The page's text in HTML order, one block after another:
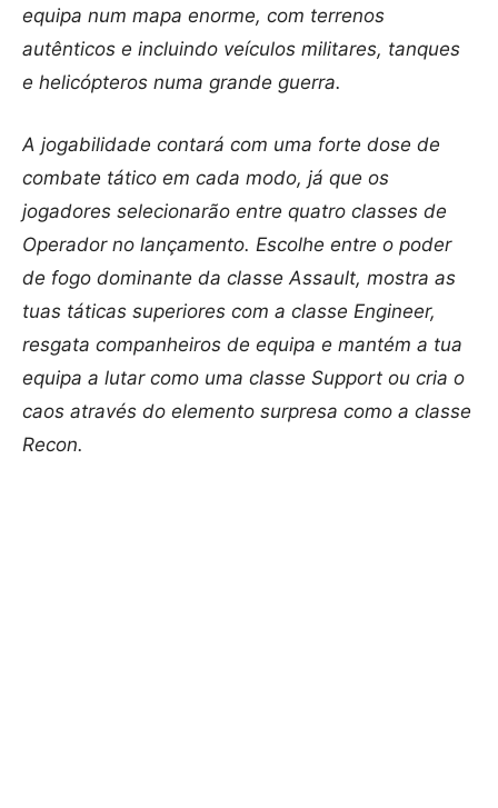
equipa num mapa enorme, com terrenos
autênticos e incluindo veículos militares, tanques
e helicópteros numa grande guerra.
A jogabilidade contará com uma forte dose de
combate tático em cada modo, já que os
jogadores selecionarão entre quatro classes de
Operador no lançamento. Escolhe entre o poder
de fogo dominante da classe Assault, mostra as
tuas táticas superiores com a classe Engineer,
resgata companheiros de equipa e mantém a tua
equipa a lutar como uma classe Support ou cria o
caos através do elemento surpresa como a classe
Recon.